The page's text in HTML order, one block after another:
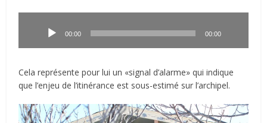
00:00 00:00
Cela représente pour lui un «signal d’alarme» qui indique
que l’enjeu de l’itinérance est sous-estimé sur l’archipel.